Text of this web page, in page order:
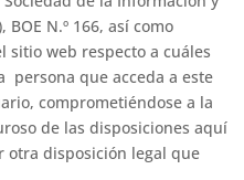
BOE N.º 166, así como
sitio web respecto a cuáles
persona que acceda a este
comprometiéndose a la
de las disposiciones aquí
otra disposición legal que